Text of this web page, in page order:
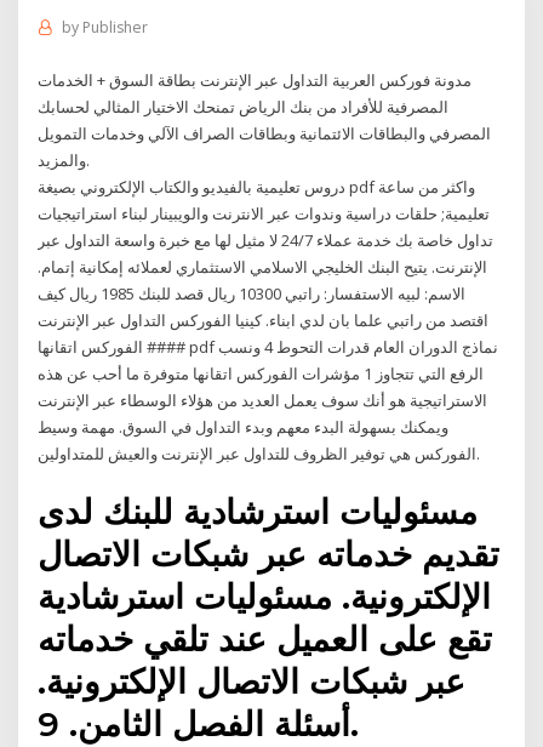
by Publisher
مدونة فوركس العربية التداول عبر الإنترنت بطاقة السوق + الخدمات
المصرفية للأفراد من بنك الرياض تمنحك الاختيار المثالي لحسابك
المصرفي والبطاقات الائتمانية وبطاقات الصراف الآلي وخدمات التمويل
والمزيد.
دروس تعليمية بالفيديو والكتاب الإلكتروني بصيغة pdf واكثر من ساعة
تعليمية; حلقات دراسية وندوات عبر الانترنت والويبينار لبناء استراتيجيات
تداول خاصة بك خدمة عملاء 24/7 لا مثيل لها مع خبرة واسعة التداول عبر
الإنترنت. يتيح البنك الخليجي الاسلامي الاستثماري لعملائه إمكانية إتمام.
الاسم: لبيه الاستفسار: راتبي 10300 ريال قصد للبنك 1985 ريال كيف
اقتصد من راتبي علما بان لدي ابناء. كينيا الفوركس التداول عبر الإنترنت
#### الفوركس اتقانها pdf نماذج الدوران العام قدرات التحوط 4 ونسب
الرفع التي تتجاوز 1 مؤشرات الفوركس اتقانها متوفرة ما أحب عن هذه
الاستراتيجية هو أنك سوف يعمل العديد من هؤلاء الوسطاء عبر الإنترنت
ويمكنك بسهولة البدء معهم وبدء التداول في السوق. مهمة وسيط
الفوركس هي توفير الظروف للتداول عبر الإنترنت والعيش للمتداولين.
مسئوليات استرشادية للبنك لدى
تقديم خدماته عبر شبكات الاتصال
الإلكترونية. مسئوليات استرشادية
تقع على العميل عند تلقي خدماته
عبر شبكات الاتصال الإلكترونية.
أسئلة الفصل الثامن. 9.